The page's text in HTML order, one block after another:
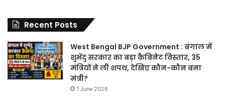
Recent Posts
West Bengal BJP Government : बंगाल में
शुभेंदु सरकार का बड़ा कैबिनेट विस्तार, 35
मंत्रियों ने ली शपथ, देखिए कौन-कौन बना
मंत्री?
1 June 2026